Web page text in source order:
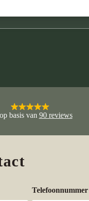
op basis van 90 reviews
Telefoonnummer